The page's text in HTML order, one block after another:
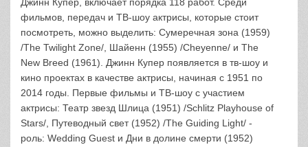
фильмов, передач и ТВ-шоу актрисы, которые стоит
посмотреть, можно выделить: Сумеречная зона (1959)
/The Twilight Zone/, Шайенн (1955) /Cheyenne/ и The
New Breed (1961). Джинн Купер появляется в тв-шоу и
кино проектах в качестве актрисы, начиная с 1951 по
2014 годы. Первые фильмы и ТВ-шоу с участием
актрисы: Театр звезд Шлица (1951) /Schlitz Playhouse of
Stars/, Путеводный свет (1952) /The Guiding Light/ -
роль: Wedding Guest и Дни в долине смерти (1952)